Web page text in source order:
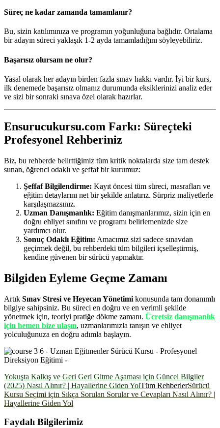
Süreç ne kadar zamanda tamamlanır?
Bu, sizin katılımınıza ve programın yoğunluğuna bağlıdır. Ortalama
bir adayın süreci yaklaşık 1-2 ayda tamamladığını söyleyebiliriz.
Başarısız olursam ne olur?
Yasal olarak her adayın birden fazla sınav hakkı vardır. İyi bir kurs,
ilk denemede başarısız olmanız durumunda eksiklerinizi analiz eder
ve sizi bir sonraki sınava özel olarak hazırlar.
Ensurucukursu.com Farkı: Süreçteki
Profesyonel Rehberiniz
Biz, bu rehberde belirttiğimiz tüm kritik noktalarda size tam destek
sunan, öğrenci odaklı ve şeffaf bir kurumuz:
Şeffaf Bilgilendirme: Kayıt öncesi tüm süreci, masrafları ve
eğitim detaylarını net bir şekilde anlatırız. Sürpriz maliyetlerle
karşılaşmazsınız.
Uzman Danışmanlık: Eğitim danışmanlarımız, sizin için en
doğru ehliyet sınıfını ve programı belirlemenizde size
yardımcı olur.
Sonuç Odaklı Eğitim: Amacımız sizi sadece sınavdan
geçirmek değil, bu rehberdeki tüm bilgileri içselleştirmiş,
kendine güvenen bir sürücü yapmaktır.
Bilgiden Eyleme Geçme Zamanı
Artık Sınav Stresi ve Heyecan Yönetimi konusunda tam donanımlı
bilgiye sahipsiniz. Bu süreci en doğru ve en verimli şekilde
yönetmek için, teoriyi pratiğe dökme zamanı. Ücretsiz danışmanlık
için hemen bize ulaşın, uzmanlarımızla tanışın ve ehliyet
yolculuğunuza en doğru adımla başlayın.
Yokuşta Kalkış ve Geri Geri Gitme Aşaması için Güncel Bilgiler
(2025) Nasıl Alınır? | Hayallerine Giden YolTüm RehberlerSürücü
Kursu Seçimi için Sıkça Sorulan Sorular ve Cevapları Nasıl Alınır? |
Hayallerine Giden Yol
Faydalı Bilgilerimiz